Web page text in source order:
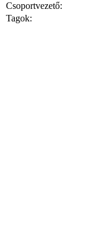
Csoportvezető:
Tagok: